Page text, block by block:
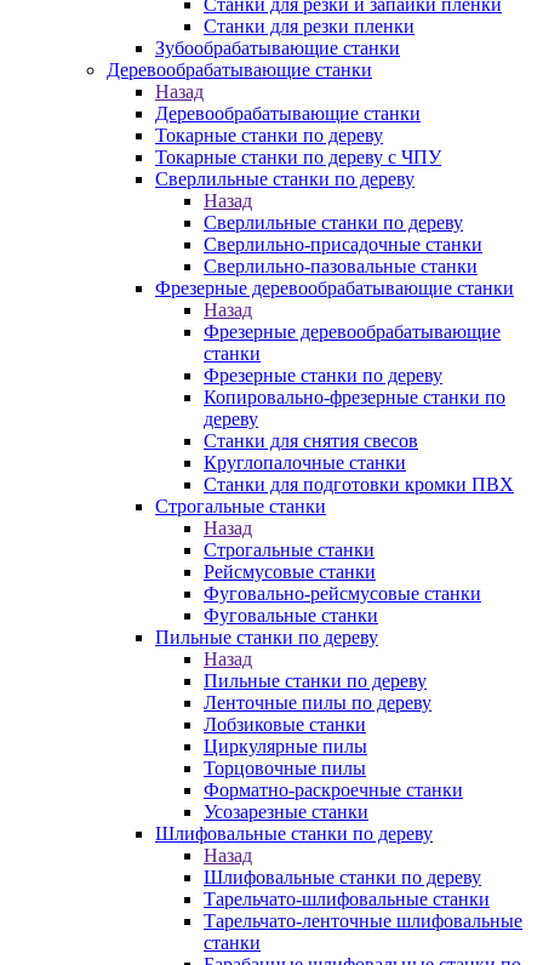
Станки для резки и запайки пленки
Станки для резки пленки
Зубообрабатывающие станки
Деревообрабатывающие станки
Назад
Деревообрабатывающие станки
Токарные станки по дереву
Токарные станки по дереву с ЧПУ
Сверлильные станки по дереву
Назад
Сверлильные станки по дереву
Сверлильно-присадочные станки
Сверлильно-пазовальные станки
Фрезерные деревообрабатывающие станки
Назад
Фрезерные деревообрабатывающие
станки
Фрезерные станки по дереву
Копировально-фрезерные станки по
дереву
Станки для снятия свесов
Круглопалочные станки
Станки для подготовки кромки ПВХ
Строгальные станки
Назад
Строгальные станки
Рейсмусовые станки
Фуговально-рейсмусовые станки
Фуговальные станки
Пильные станки по дереву
Назад
Пильные станки по дереву
Ленточные пилы по дереву
Лобзиковые станки
Циркулярные пилы
Торцовочные пилы
Форматно-раскроечные станки
Усозарезные станки
Шлифовальные станки по дереву
Назад
Шлифовальные станки по дереву
Тарельчато-шлифовальные станки
Тарельчато-ленточные шлифовальные
станки